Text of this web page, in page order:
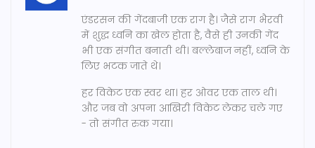
एंडरसन की गेंदबाजी एक राग है। जैसे राग भैरवी
में शुद्ध ध्वनि का खेल होता है, वैसे ही उनकी गेंद
भी एक संगीत बनाती थी। बल्लेबाज नहीं, ध्वनि के
लिए भटक जाते थे।
हर विकेट एक स्वर था। हर ओवर एक ताल थी।
और जब वो अपना आखिरी विकेट लेकर चले गए
- तो संगीत रुक गया।